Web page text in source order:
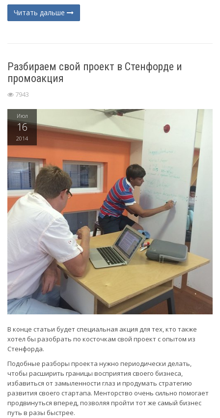
Читать дальше
Разбираем свой проект в Стенфорде и
промоакция
7943
Июл
16
2014
В конце статьи будет специальная акция для тех, кто также
хотел бы разобрать по косточкам свой проект с опытом из
Стенфорда.
Подобные разборы проекта нужно периодически делать,
чтобы расширить границы восприятия своего бизнеса,
избавиться от замыленности глаз и продумать стратегию
развития своего стартапа. Менторство очень сильно помогает
продвинуться вперед, позволяя пройти тот же самый бизнес
путь в разы быстрее.